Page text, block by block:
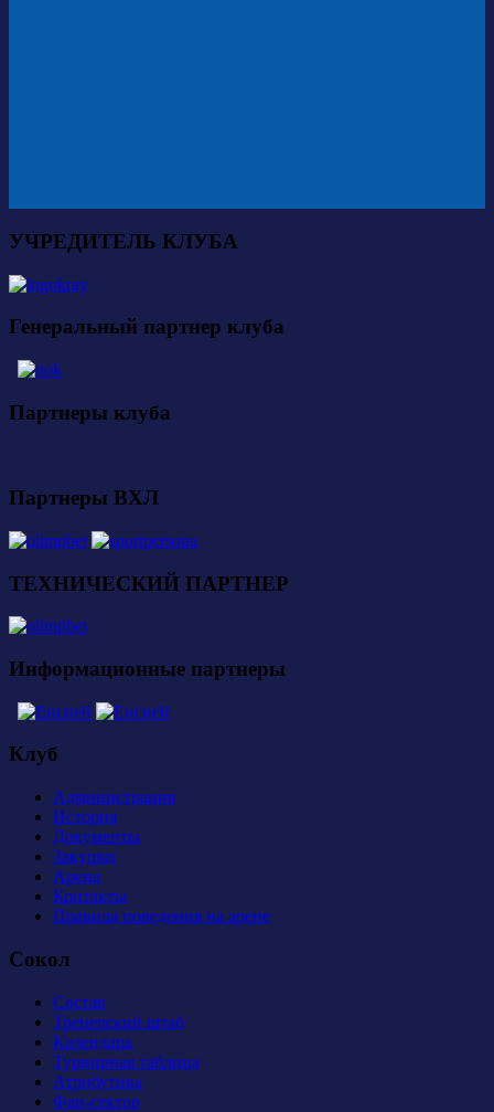
УЧРЕДИТЕЛЬ КЛУБА
Генеральный партнер клуба
Партнеры клуба
Партнеры ВХЛ
ТЕХНИЧЕСКИЙ ПАРТНЕР
Информационные партнеры
Клуб
Администрация
История
Документы
Закупки
Арена
Контакты
Правила поведения на арене
Сокол
Состав
Тренерский штаб
Календарь
Турнирная таблица
Атрибутика
Фан-сектор